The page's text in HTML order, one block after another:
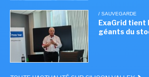
/ SAUVEGARDE
ExaGrid tient
géants du